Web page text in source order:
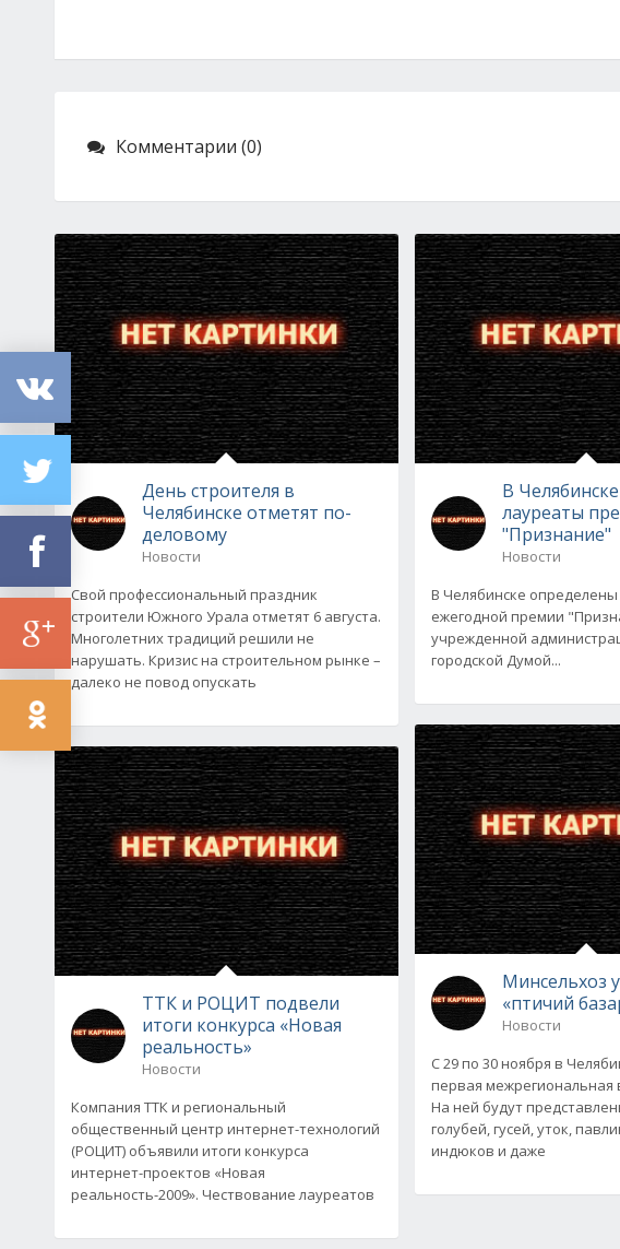
Комментарии (0)
День строителя в
Челябинске отметят по-
деловому
Новости
Свой профессиональный праздник
строители Южного Урала отметят 6 августа.
Многолетних традиций решили не
нарушать. Кризис на строительном рынке –
далеко не повод опускать
ТТК и РОЦИТ подвели
итоги конкурса «Новая
реальность»
Новости
Компания ТТК и региональный
общественный центр интернет-технологий
(РОЦИТ) объявили итоги конкурса
интернет-проектов «Новая
реальность-2009». Чествование лауреатов
В
лауреаты
"Признание"
Новости
В Челябинске
ежегодной премии
учрежденной
городской Думой...
Минсельхоз
«птичий
Новости
С 29 по 30 ноября в
первая межрегиональная
На ней будут
голубей, гусей, уток,
индюков и даже